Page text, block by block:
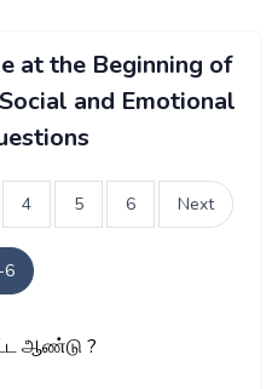
at the Beginning of
and Emotional
4 5 6 Next
6
ஆண்டு ?